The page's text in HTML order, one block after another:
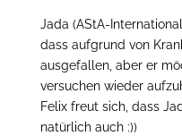
Jada (AStA-
dass aufgrund von
ausgefallen, aber er
versuchen wieder
Felix freut sich, dass
natürlich auch :))